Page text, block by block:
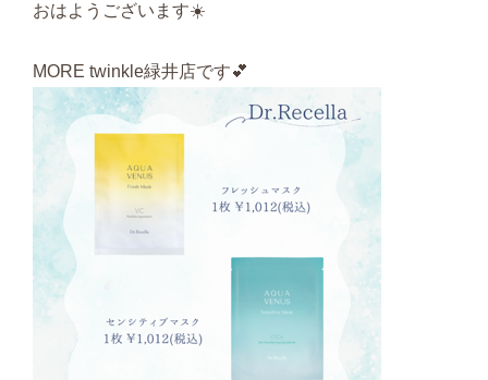
おはようございます☀️
MORE twinkle緑井店です💕